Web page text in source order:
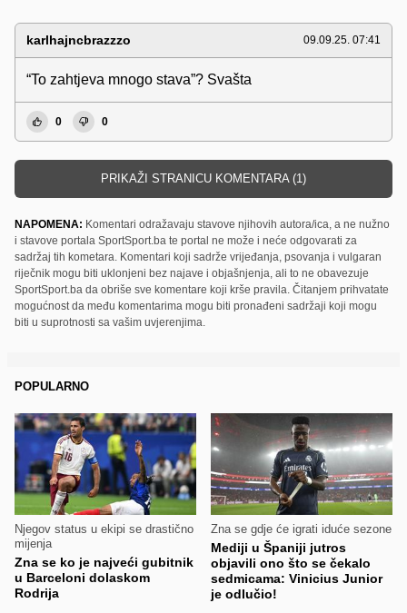
karlhajncbrazzzo 09.09.25. 07:41
“To zahtjeva mnogo stava”? Svašta
0 0
PRIKAŽI STRANICU KOMENTARA (1)
NAPOMENA: Komentari odražavaju stavove njihovih autora/ica, a ne nužno
i stavove portala SportSport.ba te portal ne može i neće odgovarati za
sadržaj tih kometara. Komentari koji sadrže vrijeđanja, psovanja i vulgaran
riječnik mogu biti uklonjeni bez najave i objašnjenja, ali to ne obavezuje
SportSport.ba da obriše sve komentare koji krše pravila. Čitanjem prihvatate
mogućnost da među komentarima mogu biti pronađeni sadržaji koji mogu
biti u suprotnosti sa vašim uvjerenjima.
POPULARNO
Njegov status u ekipi se drastično
mijenja
Zna se ko je najveći gubitnik
u Barceloni dolaskom
Rodrija
Zna se gdje će igrati iduće sezone
Mediji u Španiji jutros
objavili ono što se čekalo
sedmicama: Vinicius Junior
je odlučio!